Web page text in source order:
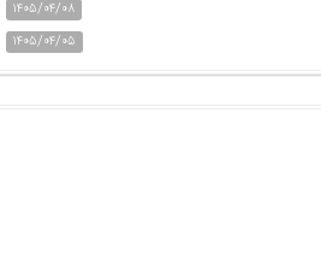
۱۴۰۵/۰۴/۰۸
۱۴۰۵/۰۴/۰۵